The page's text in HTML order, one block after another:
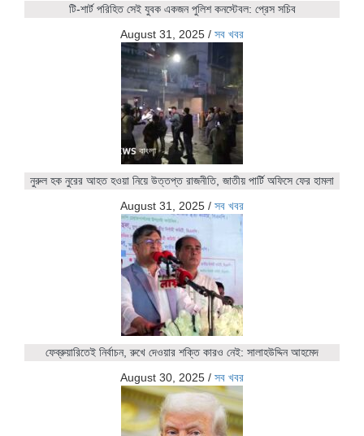
টি-শার্ট পরিহিত সেই যুবক একজন পুলিশ কনস্টেবল: প্রেস সচিব
August 31, 2025 / সব খবর
নুরুল হক নুরের আহত হওয়া নিয়ে উত্তপ্ত রাজনীতি, জাতীয় পার্টি অফিসে ফের হামলা
August 31, 2025 / সব খবর
ফেব্রুয়ারিতেই নির্বাচন, রুখে দেওয়ার শক্তি কারও নেই: সালাহউদ্দিন আহমেদ
August 30, 2025 / সব খবর